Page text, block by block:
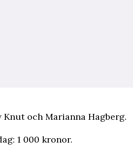
Knut och Marianna Hagberg.
1 000 kronor.